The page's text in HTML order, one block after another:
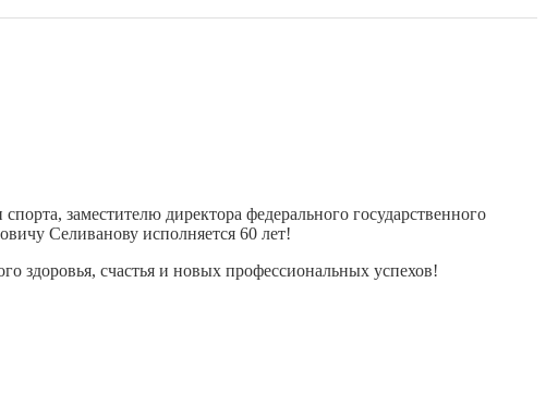
заместителю директора федерального государственного
Селиванову исполняется 60 лет!
здоровья, счастья и новых профессиональных успехов!